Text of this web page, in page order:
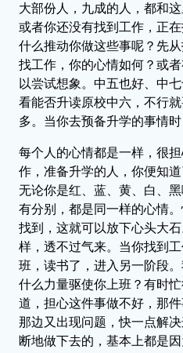
大部份人，九成的人，都和
或者你还没有找到工作，正
什么推动你做这些事呢？先
找工作，你的心情如何？或
以尝试想象。中五也好、中
看能否升读原校中六，不行
多。当你去预备升学的事情
每个人的心情都是一样，很
作，准备升学的人，你便知
无论你是红、蓝、黄、白、
有分别，都是同一样的心情
找到，这就可以放下心头大
样，透不过气来。当你找到
班，读书了，进入另一阶段
什么力量驱使你上班？有时
道，担心这件事做不好，那
那边又出现问题，快一点解
断地做下去的，基本上都是因